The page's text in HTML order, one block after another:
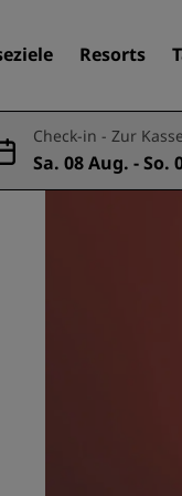
Resorts
Check-in - Zur Kasse
Sa. 08 Aug. - So.
ug.